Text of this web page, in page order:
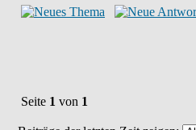
Seite 1 von 1